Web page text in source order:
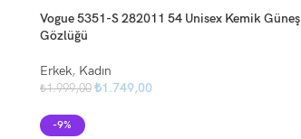
Vogue 5351-S 282011 54 Unisex Kemik Güneş
Gözlüğü
Erkek, Kadın
₺1.999,00 ₺1.749,00
-9%